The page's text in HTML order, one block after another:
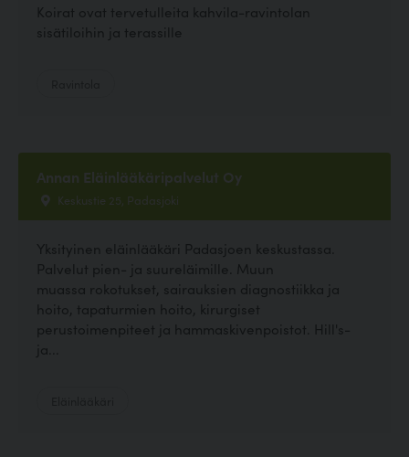
Koirat ovat tervetulleita kahvila-ravintolan
sisätiloihin ja terassille
Annan Eläinlääkäripalvelut Oy
Keskustie 25, Padasjoki
Yksityinen eläinlääkäri Padasjoen keskustassa.
Palvelut pien- ja suureläimille. Muun
muassa rokotukset, sairauksien diagnostiikka ja
hoito, tapaturmien hoito, kirurgiset
perustoimenpiteet ja hammaskivenpoistot. Hill's-
ja...